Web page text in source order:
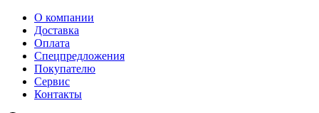
О компании
Доставка
Оплата
Спецпредложения
Покупателю
Сервис
Контакты